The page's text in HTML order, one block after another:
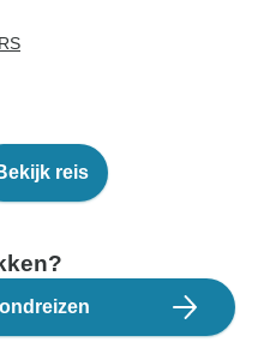
reis